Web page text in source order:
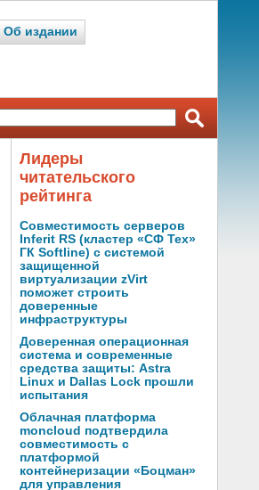
Об издании
Лидеры
читательского
рейтинга
Совместимость серверов
Inferit RS (кластер «СФ Тех»
ГК Softline) с системой
защищенной
виртуализации zVirt
поможет строить
доверенные
инфраструктуры
Доверенная операционная
система и современные
средства защиты: Astra
Linux и Dallas Lock прошли
испытания
Облачная платформа
moncloud подтвердила
совместимость с
платформой
контейнеризации «Боцман»
для управления